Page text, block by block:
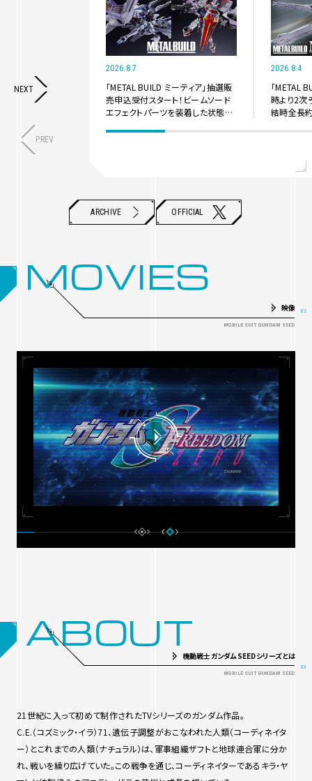
ARCHIVE OFFICIAL X
PREV
NEXT
2026.8.7
「METAL BUILD ミーティア」抽選販
売申込受付スタート！ビームソード
エフェクトパーツを装着した状態で
2026.8.4
「METAL
時より2次
結時全長
MOVIES
映像
ABOUT
機動戦士ガンダムSEEDシリーズとは
21世紀に入って初めて制作されたTVシリーズのガンダム作品。
C.E.（コズミック・イラ）71、遺伝子調整がおこなわれた人類（コーディネイタ
ー）とこれまでの人類（ナチュラル）は、軍事組織ザフトと地球連合軍に分か
れ、戦いを繰り広げていた。この戦争を通じ、コーディネイターであるキラ・ヤ